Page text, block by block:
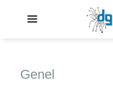
Genel